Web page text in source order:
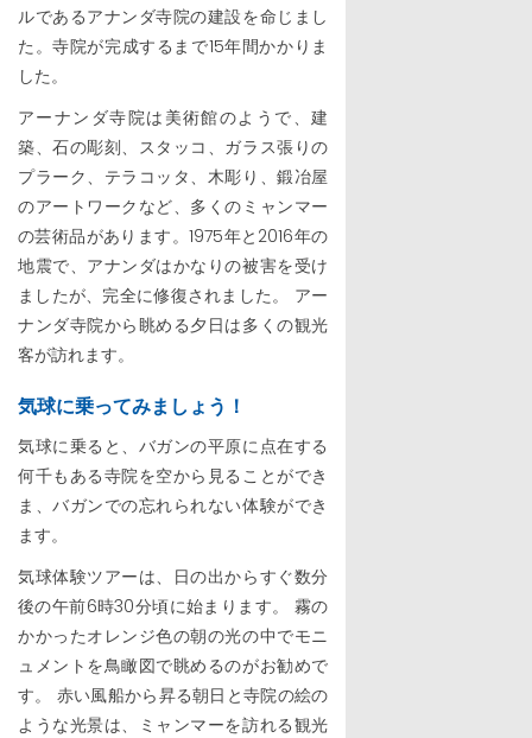
ルであるアナンダ寺院の建設を命じまし
た。寺院が完成するまで15年間かかりま
した。
アーナンダ寺院は美術館のようで、建
築、石の彫刻、スタッコ、ガラス張りの
プラーク、テラコッタ、木彫り、鍛冶屋
のアートワークなど、多くのミャンマー
の芸術品があります。1975年と2016年の
地震で、アナンダはかなりの被害を受け
ましたが、完全に修復されました。 アー
ナンダ寺院から眺める夕日は多くの観光
客が訪れます。
気球に乗ってみましょう！
気球に乗ると、バガンの平原に点在する
何千もある寺院を空から見ることができ
ま、バガンでの忘れられない体験ができ
ます。
気球体験ツアーは、日の出からすぐ数分
後の午前6時30分頃に始まります。 霧の
かかったオレンジ色の朝の光の中でモニ
ュメントを鳥瞰図で眺めるのがお勧めで
す。 赤い風船から昇る朝日と寺院の絵の
ような光景は、ミャンマーを訪れる観光